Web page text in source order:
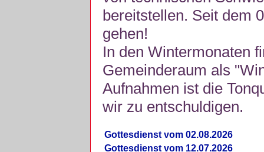
bereitstellen. Seit dem
gehen!
In den Wintermonaten
Gemeinderaum als
Aufnahmen ist die
wir zu entschuldigen.
Gottesdienst vom 02.08.2026
Gottesdienst vom 12.07.2026